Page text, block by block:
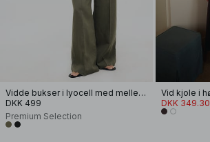
Vidde bukser i lyocell med mellemhøj talje
DKK 499
Premium Selection
DKK 349.30